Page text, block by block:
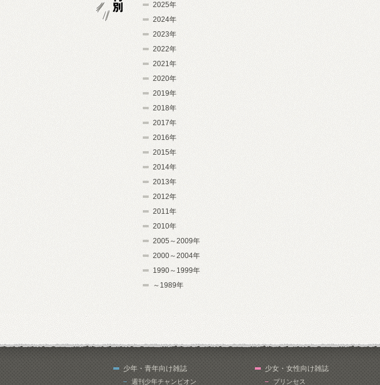
2025年
2024年
2023年
2022年
2021年
2020年
2019年
2018年
2017年
2016年
2015年
2014年
2013年
2012年
2011年
2010年
2005～2009年
2000～2004年
1990～1999年
～1989年
少年・青年向け雑誌
週刊少年チャンピオン
少女・女性向け雑誌
プリンセス